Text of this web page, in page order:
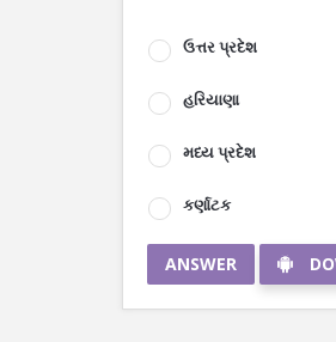
ઉત્તર પ્રદેશ
હરિયાણા
મધ્ય પ્રદેશ
કર્ણાટક
ANSWER